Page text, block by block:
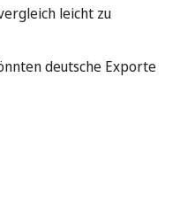
leicht zu
deutsche Exporte